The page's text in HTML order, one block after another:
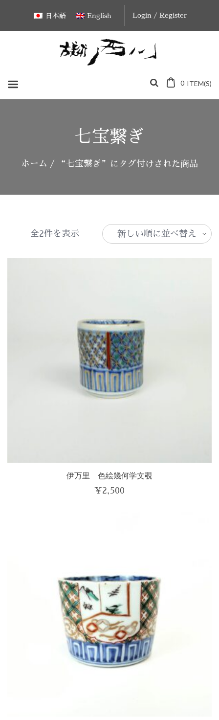
content
日本語 English Login / Register
0 ITEM(S)
七宝繋ぎ
ホーム / “七宝繋ぎ”にタグ付けされた商品
全2件を表示
伊万里 色絵幾何学文覗
¥2,500